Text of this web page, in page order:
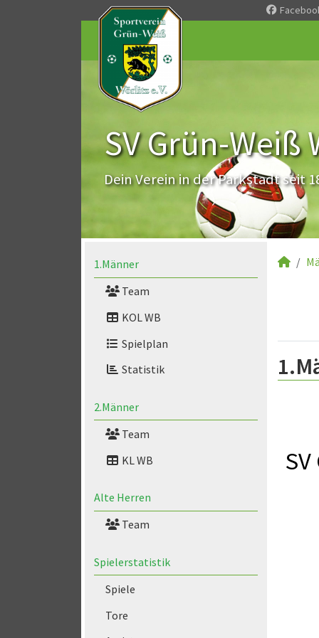
SV Grün-Weiß
Dein Verein in der Parkstadt seit
1.Männer
Team
KOL WB
Spielplan
Statistik
2.Männer
Team
KL WB
Alte Herren
Team
Spielerstatistik
Spiele
Tore